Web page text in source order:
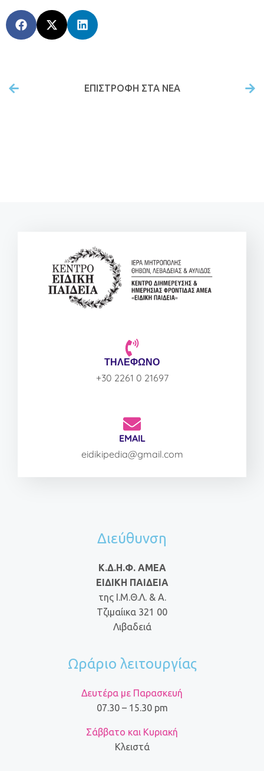
ΕΠΙΣΤΡΟΦΉ ΣΤΑ ΝΕΑ
ΤΗΛΕΦΩΝΟ
+30 2261 0 21697
EMAIL
eidikipedia@gmail.com
Διεύθυνση
Κ.Δ.Η.Φ. ΑΜΕΑ
ΕΙΔΙΚΗ ΠΑΙΔΕΙΑ
της Ι.Μ.Θ.Λ. & Α.
Τζιμαίικα 321 00
Λιβαδειά
Ωράριο λειτουργίας
Δευτέρα με Παρασκευή
07.30 – 15.30 pm
Σάββατο και Κυριακή
Κλειστά